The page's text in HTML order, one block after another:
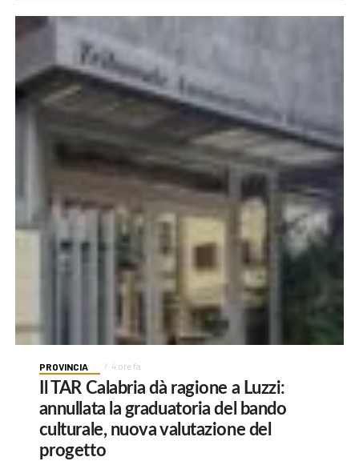
PROVINCIA 4 ore fa
Il TAR Calabria dà ragione a Luzzi:
annullata la graduatoria del bando
culturale, nuova valutazione del
progetto